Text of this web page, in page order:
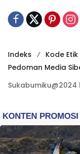
Indeks Kode Etik
Pedoman Media